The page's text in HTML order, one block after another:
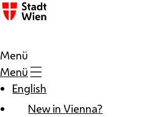
Zum Inhalt
Menü
Menü
English
New in Vienna?